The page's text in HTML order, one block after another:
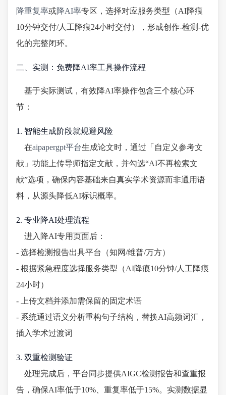
降重复率或降AI率专区，选择对应服务类型（AI降痕
10分钟交付/人工降痕24小时交付），形成创作-检测-优
化的完整闭环。
二、实测：免费降AI率工具操作流程
基于实际测试，有效降AI率操作包含三个核心环
节：
1. 智能生成阶段就规避风险
在aipapergpt平台生成论文时，通过「自定义参考文
献」功能上传导师指定文献，并勾选“AI不再检索文
献”选项，确保内容基础来自真实学术资源而非通用语
料，从源头降低AI标识概率。
2. 专业降AI处理流程
进入降AI专用页面后：
- 选择检测报告出具平台（知网/维普/万方）
- 根据紧急程度选择服务类型（AI降痕10分钟/人工降痕
24小时）
- 上传文档并添加需保留的固定术语
- 系统通过语义分析重构句子结构，替换AI高频词汇，
插入学术过渡词
3. 双重检测验证
处理完成后，平台同步提供AIGC检测报告和查重报
告，确保AI率低于10%、重复率低于15%。实测数据显